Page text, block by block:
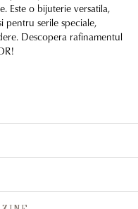
Este o bijuterie versatila,
pentru serile speciale,
Descopera rafinamentul